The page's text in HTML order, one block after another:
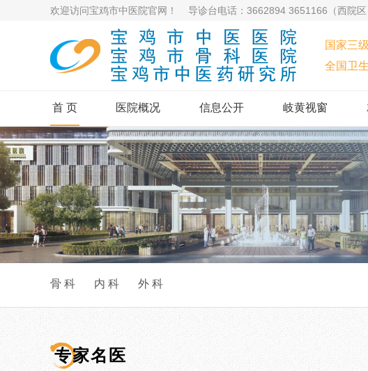
欢迎访问宝鸡市中医院官网！ 导诊台电话：3662894 3651166（西
国家三
全国卫
首 页 医院概况 信息公开 岐黄视窗
骨 科 内 科 外 科
专家名医